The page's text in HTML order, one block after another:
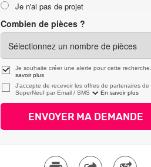
Je n'ai pas de projet
Combien de pièces ?
Je souhaite créer une alerte pour cette recherche.
savoir plus
J’accepte de recevoir les offres de partenaires de
SuperNeuf par
En savoir plus
ENVOYER MA DEMANDE